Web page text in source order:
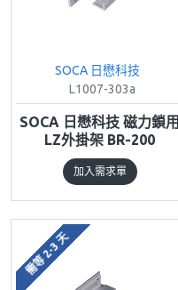
SOCA 日懋科技
L1007-303a
SOCA 日懋科技 磁力鎖用
LZ外掛架 BR-200
加入需求單
需等 2-3 天